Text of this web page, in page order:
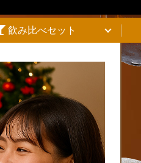
飲み比べセット